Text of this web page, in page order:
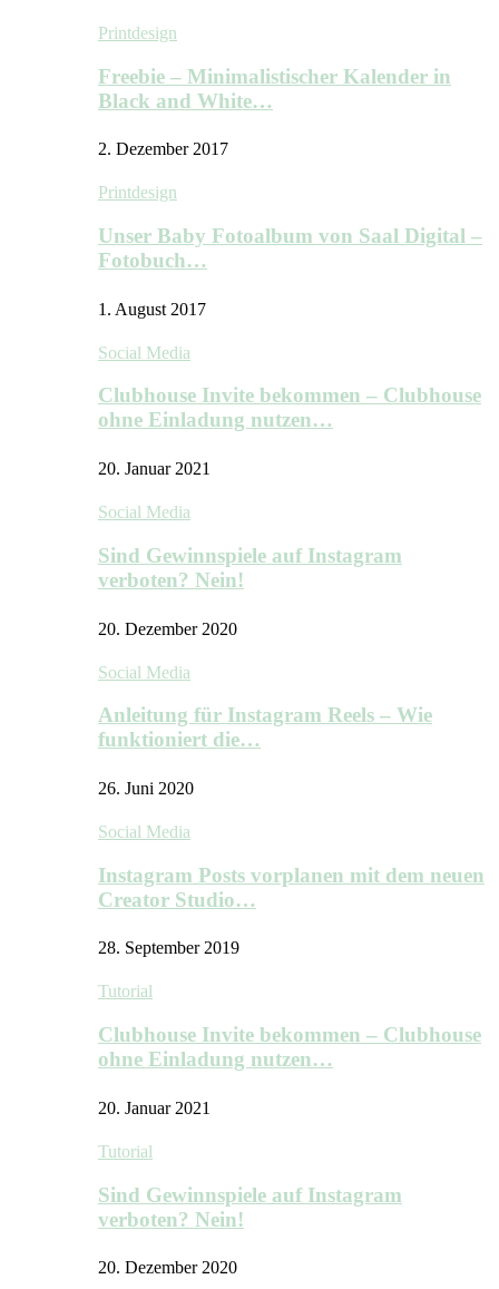
Printdesign
Freebie – Minimalistischer Kalender in
Black and White…
2. Dezember 2017
Printdesign
Unser Baby Fotoalbum von Saal Digital –
Fotobuch…
1. August 2017
Social Media
Clubhouse Invite bekommen – Clubhouse
ohne Einladung nutzen…
20. Januar 2021
Social Media
Sind Gewinnspiele auf Instagram
verboten? Nein!
20. Dezember 2020
Social Media
Anleitung für Instagram Reels – Wie
funktioniert die…
26. Juni 2020
Social Media
Instagram Posts vorplanen mit dem neuen
Creator Studio…
28. September 2019
Tutorial
Clubhouse Invite bekommen – Clubhouse
ohne Einladung nutzen…
20. Januar 2021
Tutorial
Sind Gewinnspiele auf Instagram
verboten? Nein!
20. Dezember 2020